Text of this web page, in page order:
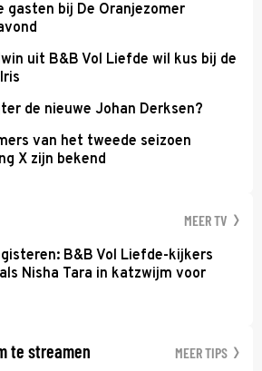
gasten bij De Oranjezomer
uit B&B Vol Liefde wil kus bij de
de nieuwe Johan Derksen?
van het tweede seizoen
X zijn bekend
MEER TV
B&B Vol Liefde-kijkers
Nisha Tara in katzwijm voor
te streamen MEER TIPS